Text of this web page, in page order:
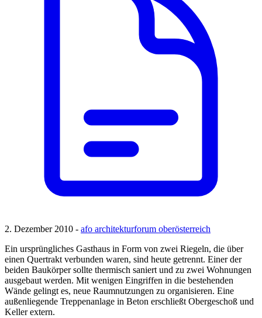
2. Dezember 2010 - afo architekturforum oberösterreich
Ein ursprüngliches Gasthaus in Form von zwei Riegeln, die über
einen Quertrakt verbunden waren, sind heute getrennt. Einer der
beiden Baukörper sollte thermisch saniert und zu zwei Wohnungen
ausgebaut werden. Mit wenigen Eingriffen in die bestehenden
Wände gelingt es, neue Raumnutzungen zu organisieren. Eine
außenliegende Treppenanlage in Beton erschließt Obergeschoß und
Keller extern.